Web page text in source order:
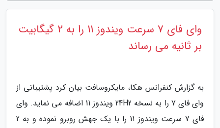
وای فای 7 سرعت ویندوز 11 را به 2 گیگابیت
بر ثانیه می رساند
به گزارش کنفرانس هکا، مایکروسافت بیان کرد پشتیبانی از
وای فای 7 را به نسخه 24H2 ویندوز 11 اضافه می نماید. وای
فای 7 سرعت ویندوز 11 را با یک جهش روبرو نموده و به 2